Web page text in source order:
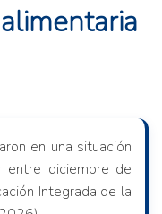
en una situación
entre diciembre de
Integrada de la